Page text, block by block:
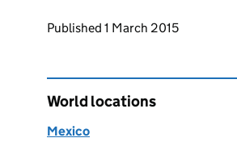
Updates to this page
Published 1 March 2015
World locations
Mexico